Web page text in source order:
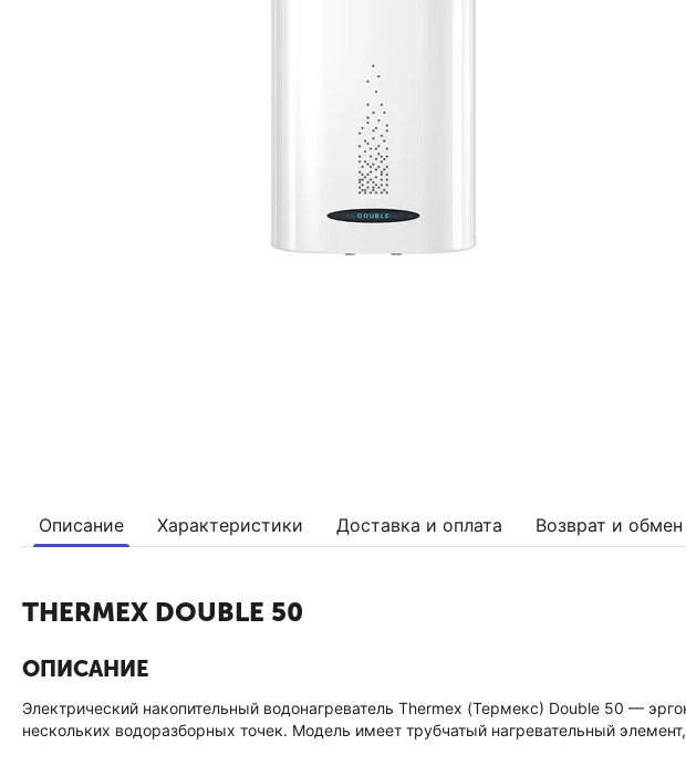
Описание Характеристики Доставка и оплата Возврат и обмен
THERMEX DOUBLE 50
ОПИСАНИЕ
Электрический накопительный водонагреватель Thermex (Термекс) Double 50 —
нескольких водоразборных точек. Модель имеет трубчатый нагревательный